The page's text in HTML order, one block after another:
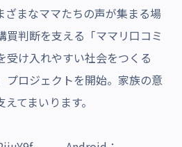
ざまなママたちの声が集まる場
買判断を支える「ママリ口コミ
受け入れやすい社会をつくる
プロジェクトを開始。家族の意
てまいります。